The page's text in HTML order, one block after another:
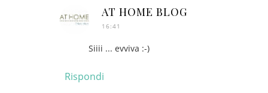
AT HOME BLOG
16:41
Siiii ... evviva :-)
Rispondi